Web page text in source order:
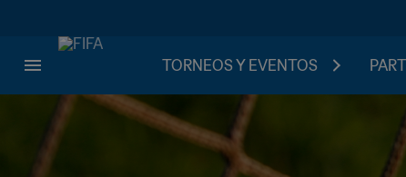
TORNEOS Y EVENTOS